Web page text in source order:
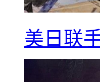
美日联